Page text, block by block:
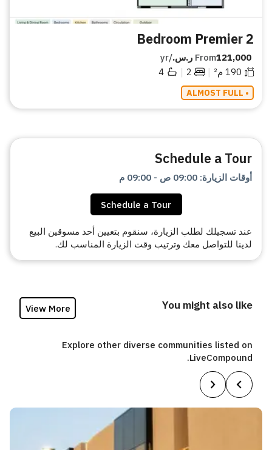
2 Bedroom Premier
From121,000 ر.س.
/yr
190 م² |
2
|
4
• ALMOST FULL
Schedule a Tour
أوقات الزيارة: 09:00 ص - 09:00 م
Schedule a Tour
عند تسجيلك لطلب الزيارة، سنقوم بتعيين أحد مسوقين البيع
لدينا للتواصل معك وترتيب وقت الزيارة المناسب لك.
You might also like
View More
Explore other diverse communities listed on
LiveCompound.